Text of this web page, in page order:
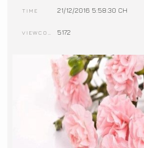
TIME 21/12/2016 5:58:30 CH
5172